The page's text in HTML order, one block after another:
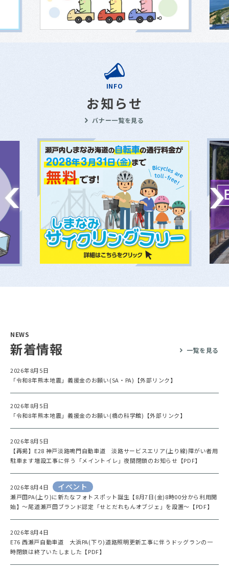
INFO
お知らせ
バナー一覧を見る
NEWS
新着情報 一覧を見る
2026年8月5日
「令和8年熊本地震」義援金のお願い(SA・PA)【外部リンク】
2026年8月5日
「令和8年熊本地震」義援金のお願い(橋の科学館)【外部リンク】
2026年8月5日
【再掲】E28 神戸淡路鳴門自動車道 淡路サービスエリア(上り線)障がい者用
駐車ます増設工事に伴う「メイントイレ」夜間閉鎖のお知らせ【PDF】
2026年8月4日 イベント
瀬戸田PA(上り)に新たなフォトスポット誕生【8月7日(金)8時00分から利用開
始】～尾道瀬戸田ブランド認定「せとだれもんオブジェ」を設置～【PDF】
2026年8月4日
E76 西瀬戸自動車道 大浜PA(下り)道路照明更新工事に伴うドッグランの一
時閉鎖は終了いたしました【PDF】